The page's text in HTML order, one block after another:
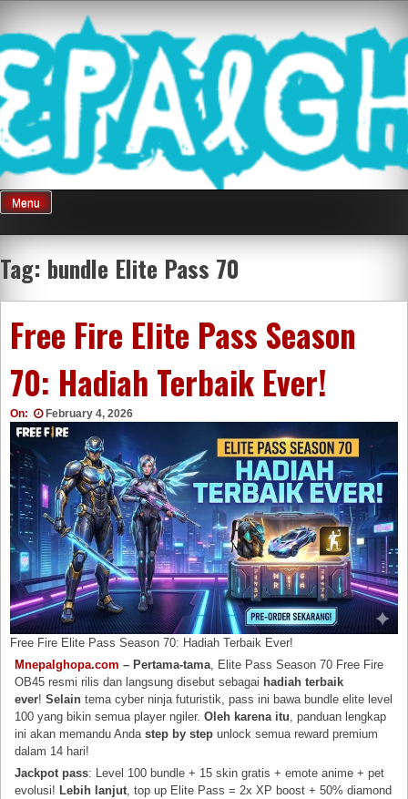
content
Mnepalghopa
Review Game
Terkini Paling
Seluruh Di
Indonesia
Menu
Tag: bundle Elite Pass 70
Free Fire Elite Pass Season
70: Hadiah Terbaik Ever!
On: February 4, 2026
Free Fire Elite Pass Season 70: Hadiah Terbaik Ever!
Mnepalghopa.com – Pertama-tama , Elite Pass Season 70 Free Fire
OB45 resmi rilis dan langsung disebut sebagai hadiah terbaik
ever!Selain tema cyber ninja futuristik, pass ini bawa bundle elite level
100 yang bikin semua player ngiler.Oleh karena itu , panduan lengkap
ini akan memandu Andastep by step unlock semua reward premium
dalam 14 hari!
Jackpot pass: Level 100 bundle + 15 skin gratis + emote anime + pet
evolusi! Lebih lanjut , top up Elite Pass = 2x XP boost + 50% diamond